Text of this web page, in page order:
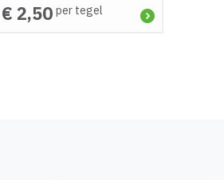
€ 2,50 per tegel